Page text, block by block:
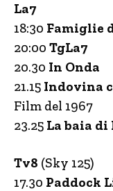
La7
18:30 Famiglie
20:00 TgLa7
20.30 In Onda
21.15 Indovina
Film del 1967
23.25 La baia di
Tv8 (Sky 125)
17.30 Paddock